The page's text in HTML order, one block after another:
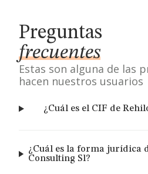
Preguntas
frecuentes
Estas son alguna de las
hacen nuestros usuarios
¿Cuál es el CIF de
¿Cuál es la forma jurídica
Consulting Sl?